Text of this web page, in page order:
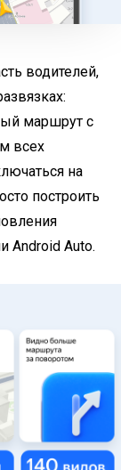
водителей,
маршрут с
всех
на
построить
Android Auto.